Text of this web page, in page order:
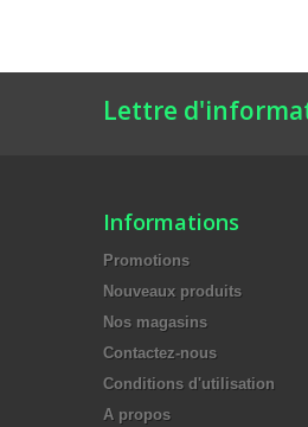
Lettre
Informations
Promotions
Nouveaux produits
Nos magasins
Contactez-nous
Conditions d'utilisation
A propos